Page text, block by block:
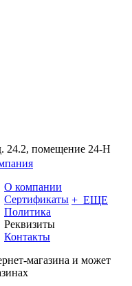
24.2, помещение 24-Н
О компании
Сертификаты
Политика
Реквизиты
Контакты
+ ЕЩЕ
магазина и может